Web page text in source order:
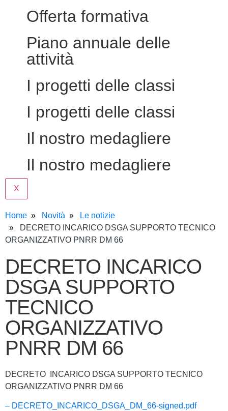
Offerta formativa
Piano annuale delle
attività
I progetti delle classi
I progetti delle classi
Il nostro medagliere
Il nostro medagliere
X
Home Novità
Le notizie
DECRETO INCARICO DSGA SUPPORTO TECNICO
ORGANIZZATIVO PNRR DM 66
DECRETO INCARICO
DSGA SUPPORTO
TECNICO
ORGANIZZATIVO
PNRR DM 66
DECRETO INCARICO DSGA SUPPORTO TECNICO
ORGANIZZATIVO PNRR DM 66
– DECRETO_INCARICO_DSGA_DM_66-signed.pdf